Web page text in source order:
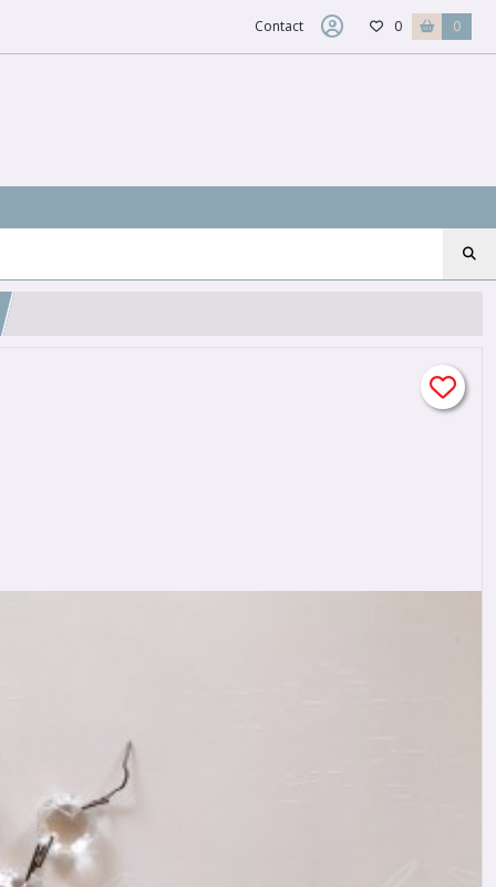
Contact 0 0